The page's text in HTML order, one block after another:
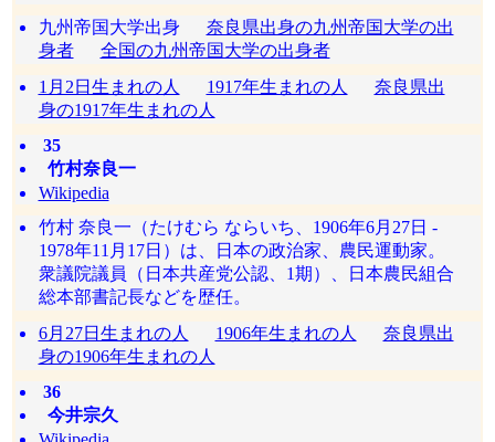
九州帝国大学出身 奈良県出身の九州帝国大学の出
身者
全国の九州帝国大学の出身者
1月2日生まれの人
1917年生まれの人
奈良県出
身の1917年生まれの人
35
竹村奈良一
Wikipedia
竹村 奈良一（たけむら ならいち、1906年6月27日 -
1978年11月17日）は、日本の政治家、農民運動家。
衆議院議員（日本共産党公認、1期）、日本農民組合
総本部書記長などを歴任。
6月27日生まれの人
1906年生まれの人
奈良県出
身の1906年生まれの人
36
今井宗久